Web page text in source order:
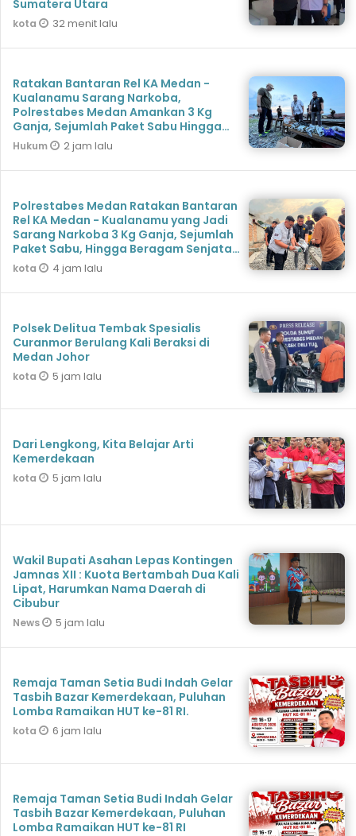
Sumatera Utara
kota 32 menit lalu
Ratakan Bantaran Rel KA Medan -
Kualanamu Sarang Narkoba,
Polrestabes Medan Amankan 3 Kg
Ganja, Sejumlah Paket Sabu Hingga
Beragam Senjata Disita
Hukum 2 jam lalu
Polrestabes Medan Ratakan Bantaran
Rel KA Medan - Kualanamu yang Jadi
Sarang Narkoba 3 Kg Ganja, Sejumlah
Paket Sabu, Hingga Beragam Senjata
Disita
kota 4 jam lalu
Polsek Delitua Tembak Spesialis
Curanmor Berulang Kali Beraksi di
Medan Johor
kota 5 jam lalu
Dari Lengkong, Kita Belajar Arti
Kemerdekaan
kota 5 jam lalu
Wakil Bupati Asahan Lepas Kontingen
Jamnas XII : Kuota Bertambah Dua Kali
Lipat, Harumkan Nama Daerah di
Cibubur
News 5 jam lalu
Remaja Taman Setia Budi Indah Gelar
Tasbih Bazar Kemerdekaan, Puluhan
Lomba Ramaikan HUT ke-81 RI.
kota 6 jam lalu
Remaja Taman Setia Budi Indah Gelar
Tasbih Bazar Kemerdekaan, Puluhan
Lomba Ramaikan HUT ke-81 RI